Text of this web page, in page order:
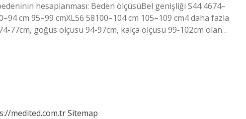
hesaplanması: Beden ölçüsüBel genişliği S44 4674–
cm 95–99 cmXL56 58100–104 cm 105–109 cm4 daha fazla
77cm, göğüs ölçüsü 94-97cm, kalça ölçüsü 99-102cm olan…
medited.com.trSitemap